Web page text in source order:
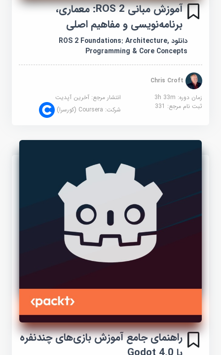
آموزش مبانی ROS 2: معماری،
برنامه‌نویسی و مفاهیم اصلی
دانلود ROS 2 Foundations: Architecture,
Programming & Core Concepts
Chris Croft
زمان دوره: 3h 33m
انتشار مرجع:آخرین آپدیت
ثبت نام مرجع:331 شرکت:Coursera (کورسرا)
راهنمای جامع آموزش بازی‌های چندنفره